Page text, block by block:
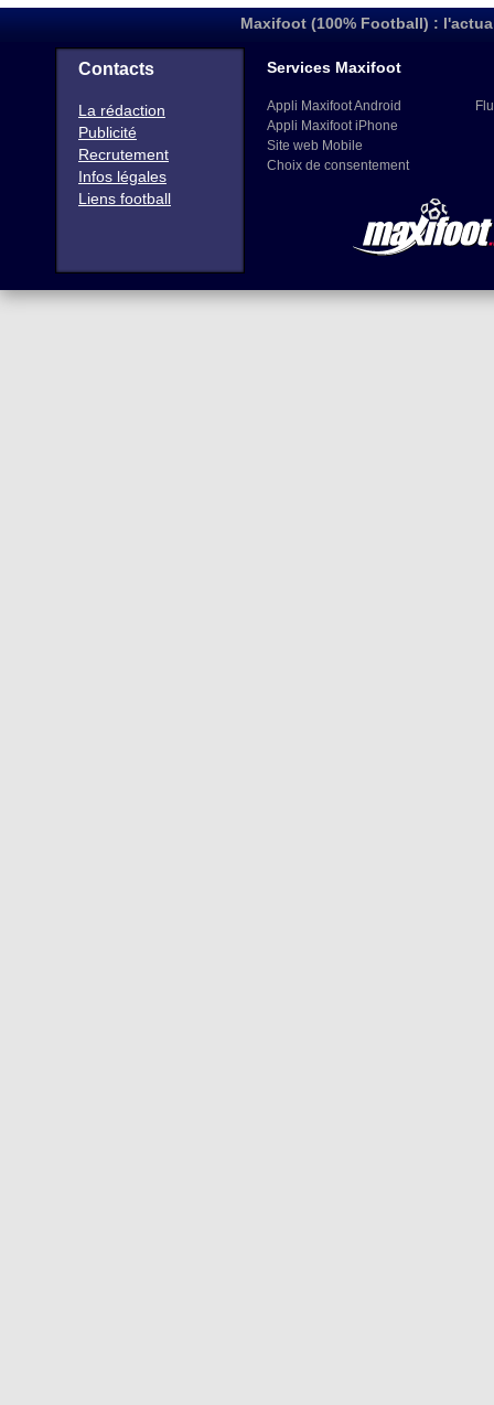
Maxifoot (100% Football) :
Contacts
La rédaction
Publicité
Recrutement
Infos légales
Liens football
Services Maxifoot
Appli Maxifoot Android
Appli Maxifoot iPhone
Site web Mobile
Choix de consentement